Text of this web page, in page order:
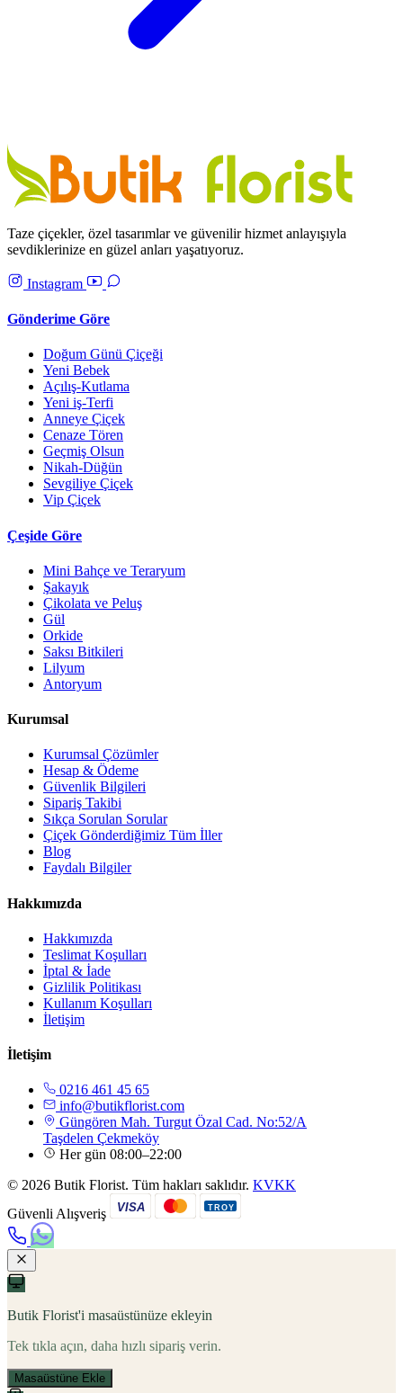
Taze çiçekler, özel tasarımlar ve güvenilir hizmet anlayışıyla
sevdiklerinize en güzel anları yaşatıyoruz.
Instagram
Gönderime Göre
Doğum Günü Çiçeği
Yeni Bebek
Açılış-Kutlama
Yeni iş-Terfi
Anneye Çiçek
Cenaze Tören
Geçmiş Olsun
Nikah-Düğün
Sevgiliye Çiçek
Vip Çiçek
Çeşide Göre
Mini Bahçe ve Teraryum
Şakayık
Çikolata ve Peluş
Gül
Orkide
Saksı Bitkileri
Lilyum
Antoryum
Kurumsal
Kurumsal Çözümler
Hesap & Ödeme
Güvenlik Bilgileri
Sipariş Takibi
Sıkça Sorulan Sorular
Çiçek Gönderdiğimiz Tüm İller
Blog
Faydalı Bilgiler
Hakkımızda
Hakkımızda
Teslimat Koşulları
İptal & İade
Gizlilik Politikası
Kullanım Koşulları
İletişim
İletişim
0216 461 45 65
info@butikflorist.com
Güngören Mah. Turgut Özal Cad. No:52/A
Taşdelen Çekmeköy
Her gün 08:00–22:00
© 2026 Butik Florist. Tüm hakları saklıdır. KVKK
Güvenli Alışveriş
VISA TROY
Butik Florist'i masaüstünüze ekleyin
Tek tıkla açın, daha hızlı sipariş verin.
Masaüstüne Ekle